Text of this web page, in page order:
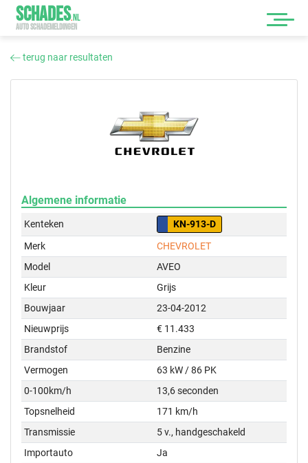
SCHADES.NL
AUTO SCHADEMELDINGEN
terug naar resultaten
Algemene informatie
Kenteken
KN-913-D
Merk
CHEVROLET
Model
AVEO
Kleur
Grijs
Bouwjaar
23-04-2012
Nieuwprijs
€ 11.433
Brandstof
Benzine
Vermogen
63 kW / 86 PK
0-100km/h
13,6 seconden
Topsnelheid
171 km/h
Transmissie
5 v., handgeschakeld
Importauto
Ja